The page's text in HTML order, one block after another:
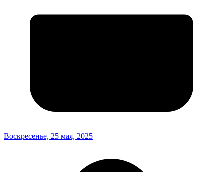
Воскресенье, 25 мая, 2025